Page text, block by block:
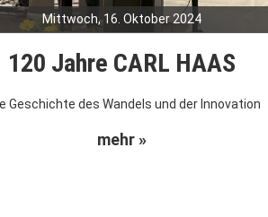
Mittwoch, 16. Oktober 2024
120 Jahre CARL HAAS
Geschichte des Wandels und der Innovation
mehr »